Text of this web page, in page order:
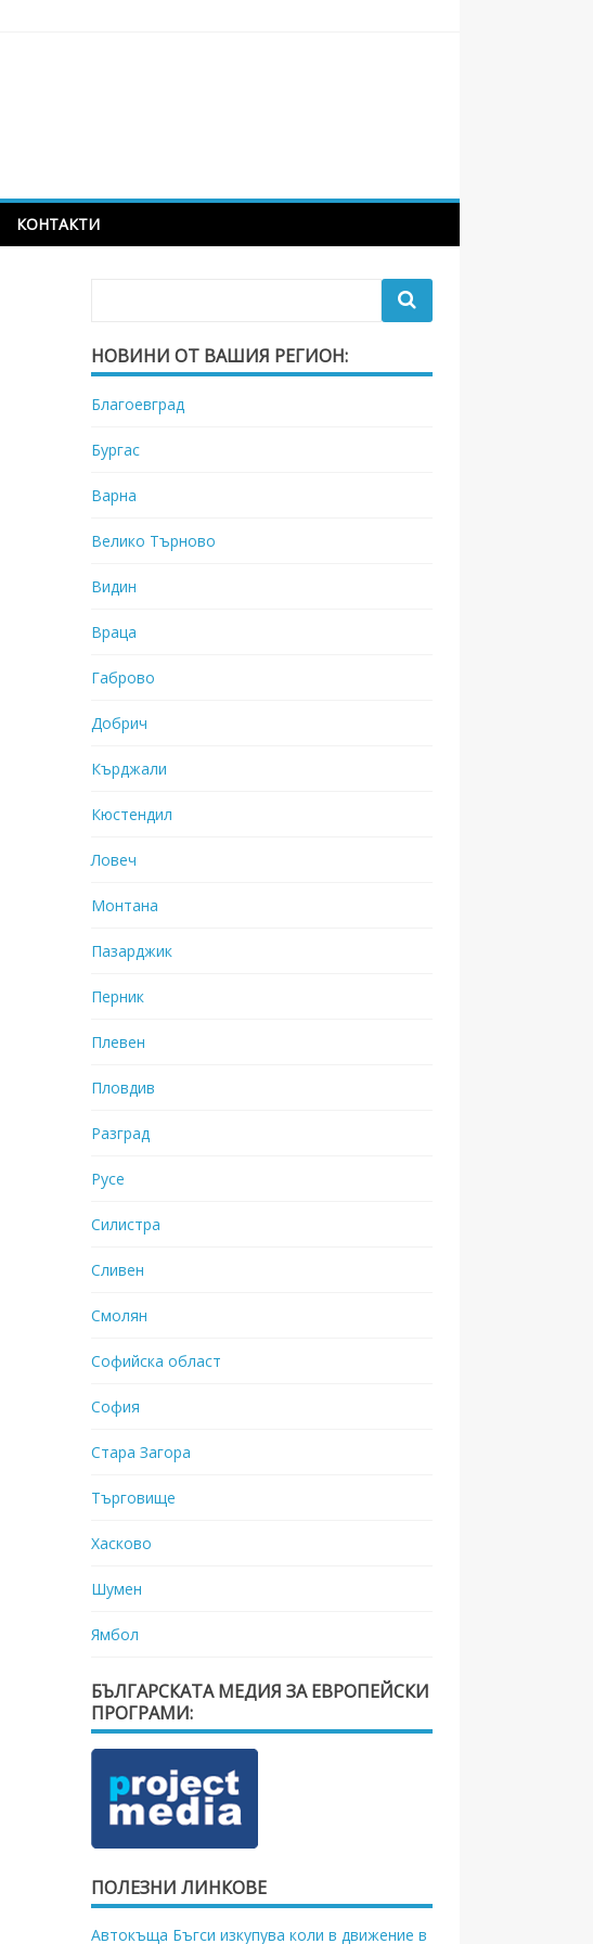
КОНТАКТИ
НОВИНИ ОТ ВАШИЯ РЕГИОН:
Благоевград
Бургас
Варна
Велико Търново
Видин
Враца
Габрово
Добрич
Кърджали
Кюстендил
Ловеч
Монтана
Пазарджик
Перник
Плевен
Пловдив
Разград
Русе
Силистра
Сливен
Смолян
Софийска област
София
Стара Загора
Търговище
Хасково
Шумен
Ямбол
БЪЛГАРСКАТА МЕДИЯ ЗА ЕВРОПЕЙСКИ
ПРОГРАМИ:
ПОЛЕЗНИ ЛИНКОВЕ
Автокъща Бъгси изкупува коли в движение в